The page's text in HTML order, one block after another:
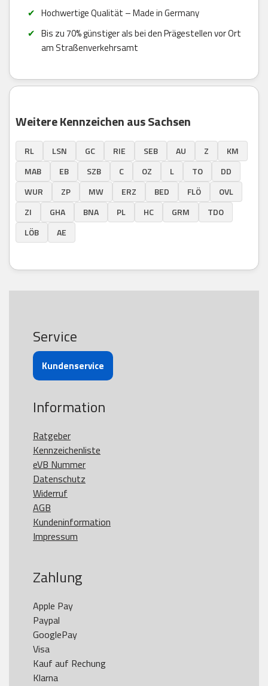
Hochwertige Qualität – Made in Germany
Bis zu 70% günstiger als bei den Prägestellen vor Ort
am Straßenverkehrsamt
Weitere Kennzeichen aus Sachsen
RL LSN GC RIE SEB AU Z
KM
MAB
EB SZB C OZ L TO
DD
WUR
ZP MW ERZ BED FLÖ
OVL
ZI
GHA BNA PL HC GRM
TDO
LÖB
AE
Service
Kundenservice
Information
Ratgeber
Kennzeichenliste
eVB Nummer
Datenschutz
Widerruf
AGB
Kundeninformation
Impressum
Zahlung
Apple Pay
Paypal
GooglePay
Visa
Kauf auf Rechung
Klarna